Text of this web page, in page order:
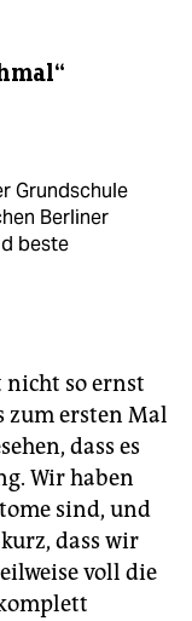
Grundschule
Berliner
beste
so ernst
zum ersten Mal
dass es
Wir haben
sind, und
dass wir
voll die